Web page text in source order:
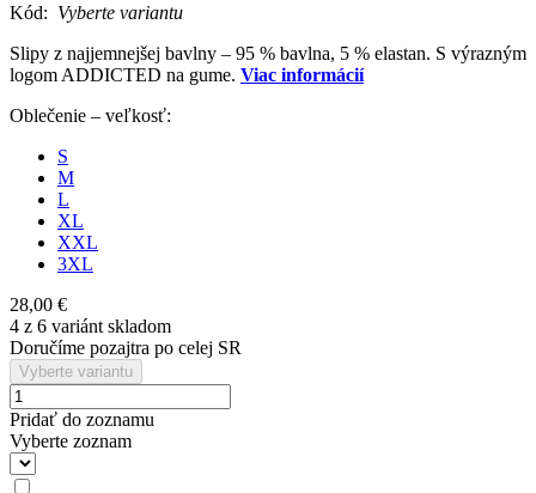
Kód: Vyberte variantu
Slipy z najjemnejšej bavlny – 95 % bavlna, 5 % elastan. S výrazným
logom ADDICTED na gume. Viac informácií
Oblečenie – veľkosť:
S
M
L
XL
XXL
3XL
28,00 €
4 z 6 variánt skladom
Doručíme pozajtra po celej SR
Vyberte variantu
Pridať do zoznamu
Vyberte zoznam